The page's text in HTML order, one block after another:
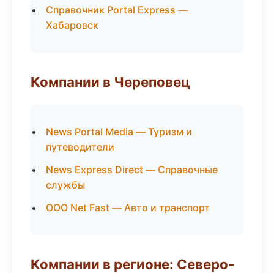
Справочник Portal Express —
Хабаровск
Компании в Череповец
News Portal Media — Туризм и
путеводители
News Express Direct — Справочные
службы
ООО Net Fast — Авто и транспорт
Компании в регионе: Северо-